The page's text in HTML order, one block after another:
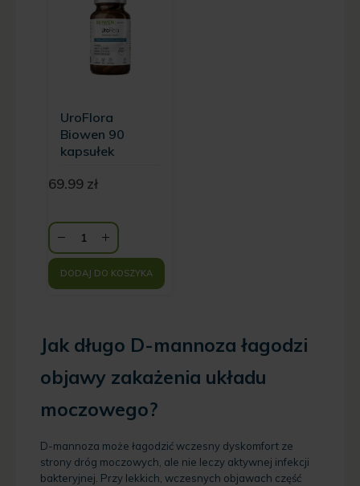
UroFlora
Biowen 90
kapsułek
69.99 zł
DODAJ DO KOSZYKA
Jak długo D-mannoza łagodzi
objawy zakażenia układu
moczowego?
D-mannoza może łagodzić wczesny dyskomfort ze
strony dróg moczowych, ale nie leczy aktywnej infekcji
bakteryjnej. Przy lekkich, wczesnych objawach część